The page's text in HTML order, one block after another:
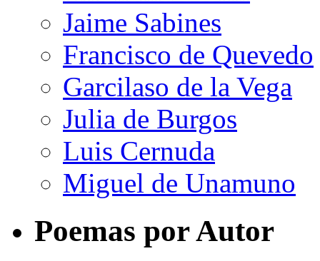
Jaime Sabines
Francisco de Quevedo
Garcilaso de la Vega
Julia de Burgos
Luis Cernuda
Miguel de Unamuno
Poemas por Autor